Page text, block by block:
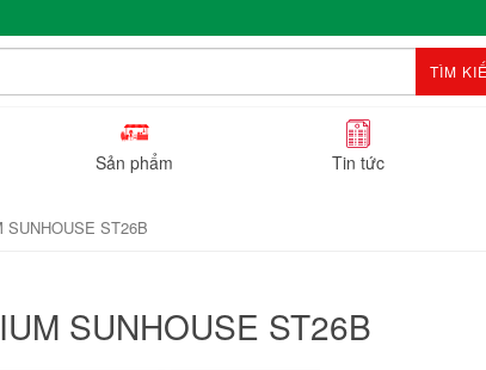
TÌM
Sản phẩm Tin tức
SUNHOUSE ST26B
SUNHOUSE ST26B